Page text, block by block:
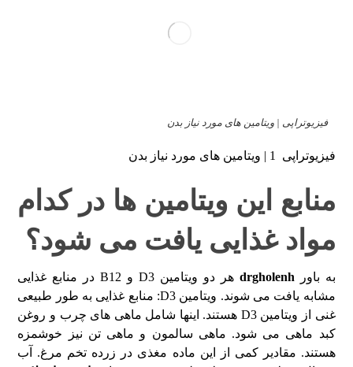
فیزیوتراپی | ویتامین های مورد نیاز بدن
فیزیوتراپی 1 | ویتامین های مورد نیاز بدن
منابع این ویتامین ها در کدام
مواد غذایی یافت می شود؟
به باور drgholenh
هر دو ویتامین D3 و B12 در منابع غذایی
مشابه یافت می شوند. ویتامین D3: منابع غذایی به طور طبیعی
غنی از ویتامین D3 هستند. اینها شامل ماهی های چرب و روغن
کبد ماهی می شود. ماهی سالمون و ماهی تن نیز خوشمزه
هستند. مقادیر کمی از این ماده مغذی در زرده تخم مرغ. آب